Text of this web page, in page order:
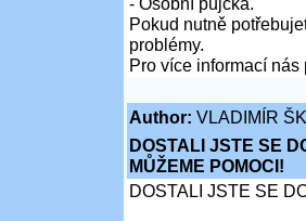
Pokud nutně
problémy.
Pro více informací nás
Author: VLADIMÍR
DOSTALI JSTE SE
MŮŽEME POMOCI!
DOSTALI JSTE SE